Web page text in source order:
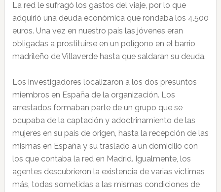
La red le sufragó los gastos del viaje, por lo que
adquirió una deuda económica que rondaba los 4.500
euros. Una vez en nuestro país las jóvenes eran
obligadas a prostituirse en un polígono en el barrio
madrileño de Villaverde hasta que saldaran su deuda.
Los investigadores localizaron a los dos presuntos
miembros en España de la organización. Los
arrestados formaban parte de un grupo que se
ocupaba de la captación y adoctrinamiento de las
mujeres en su país de origen, hasta la recepción de las
mismas en España y su traslado a un domicilio con
los que contaba la red en Madrid. Igualmente, los
agentes descubrieron la existencia de varias víctimas
más, todas sometidas a las mismas condiciones de